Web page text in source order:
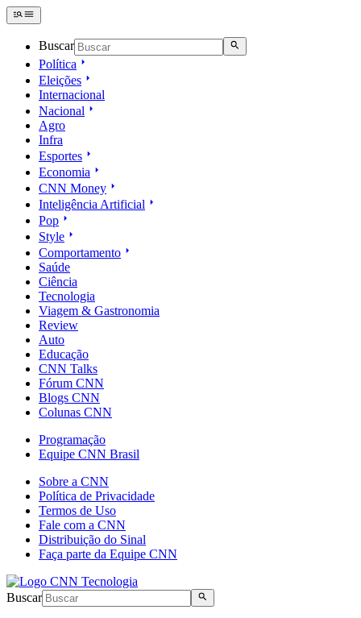
Buscar
Política
Eleições
Internacional
Nacional
Agro
Infra
Esportes
Economia
CNN Money
Inteligência Artificial
Pop
Style
Comportamento
Saúde
Ciência
Tecnologia
Viagem & Gastronomia
Review
Auto
Educação
CNN Talks
Fórum CNN
Blogs CNN
Colunas CNN
Programação
Equipe CNN Brasil
Sobre a CNN
Política de Privacidade
Termos de Uso
Fale com a CNN
Distribuição do Sinal
Faça parte da Equipe CNN
Buscar